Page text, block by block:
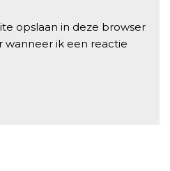
opslaan in deze browser
wanneer ik een reactie